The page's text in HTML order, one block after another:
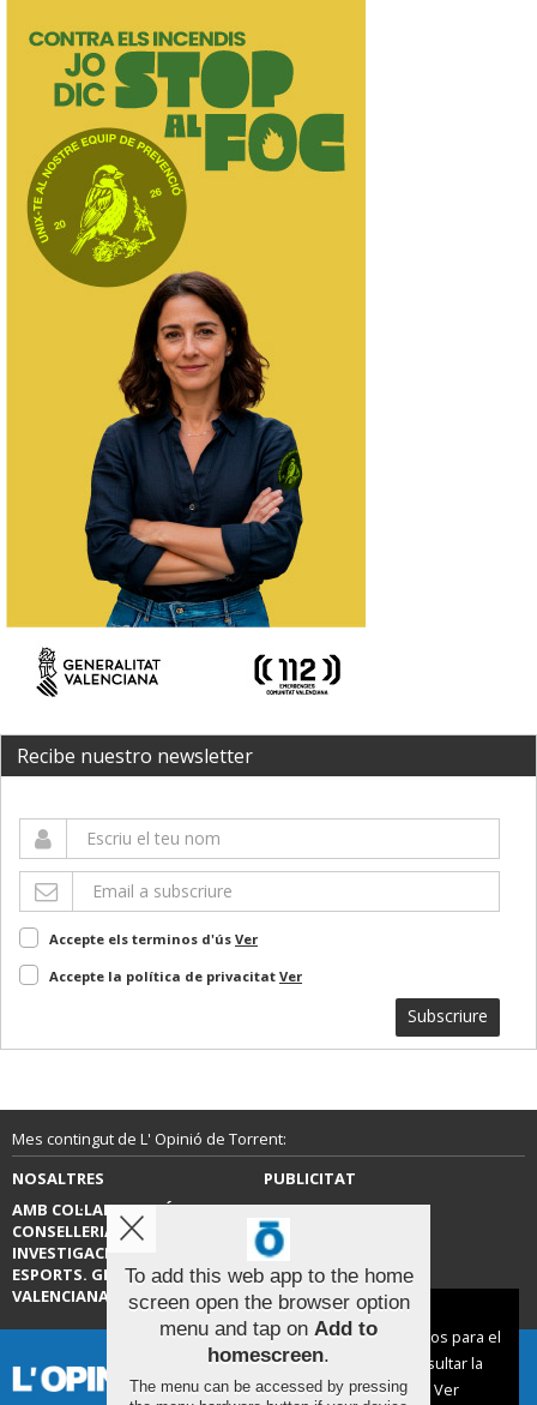
Recibe nuestro newsletter
Accepte els terminos d'ús Ver
Accepte la política de privacitat Ver
Subscriure
Mes contingut de L' Opinió de Torrent:
NOSALTRES
PUBLICITAT
AMB COL·LABORACIÓ DE LA
CONSELLERIA D’EDUCACIÓ,
INVESTIGACIÓ, CULTURA I
ESPORTS. GENERALITAT
VALENCIANA.
CONTACTE
To add this web app to the home
screen open the browser option
menu and tap on Add to
homescreen.
The menu can be accessed by pressing
Aviso sobre el Uso de cookies:
Utilizamos cookies nuestras y de terceros para el
funcionamiento del digital. Puedes consultar la
lista de cookies y como desconectarlas.
Ver